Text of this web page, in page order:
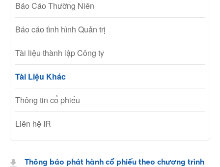
Báo Cáo Thường Niên
Báo cáo tình hình Quản trị
Tài liệu thành lập Công ty
Tài Liệu Khác
Thông tin cổ phiếu
Liên hệ IR
Thông báo phát hành cổ phiếu theo chương trình